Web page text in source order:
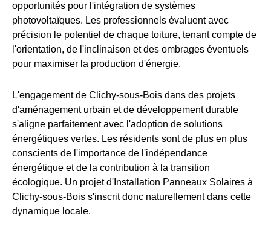
opportunités pour l'intégration de systèmes
photovoltaïques. Les professionnels évaluent avec
précision le potentiel de chaque toiture, tenant compte de
l'orientation, de l'inclinaison et des ombrages éventuels
pour maximiser la production d'énergie.
L'engagement de Clichy-sous-Bois dans des projets
d'aménagement urbain et de développement durable
s'aligne parfaitement avec l'adoption de solutions
énergétiques vertes. Les résidents sont de plus en plus
conscients de l'importance de l'indépendance
énergétique et de la contribution à la transition
écologique. Un projet d'Installation Panneaux Solaires à
Clichy-sous-Bois s'inscrit donc naturellement dans cette
dynamique locale.